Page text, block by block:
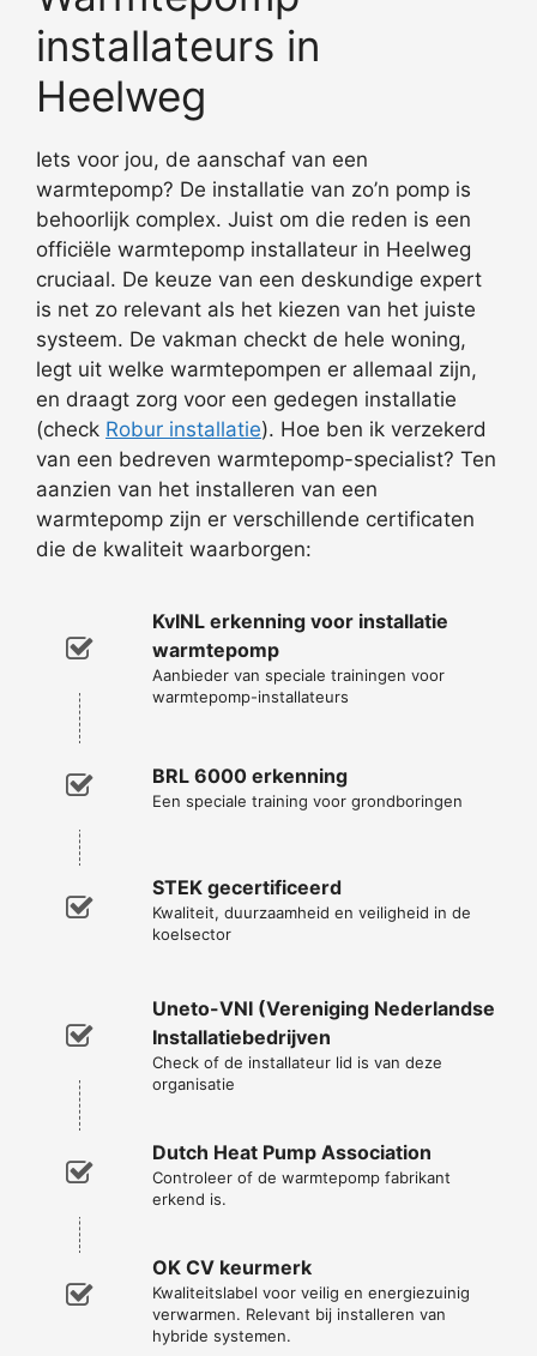
installateurs in
Heelweg
Iets voor jou, de aanschaf van een
warmtepomp? De installatie van zo’n pomp is
behoorlijk complex. Juist om die reden is een
officiële warmtepomp installateur in Heelweg
cruciaal. De keuze van een deskundige expert
is net zo relevant als het kiezen van het juiste
systeem. De vakman checkt de hele woning,
legt uit welke warmtepompen er allemaal zijn,
en draagt zorg voor een gedegen installatie
(check Robur installatie). Hoe ben ik verzekerd
van een bedreven warmtepomp-specialist? Ten
aanzien van het installeren van een
warmtepomp zijn er verschillende certificaten
die de kwaliteit waarborgen:
KvINL erkenning voor installatie
warmtepomp
Aanbieder van speciale trainingen voor
warmtepomp-installateurs
BRL 6000 erkenning
Een speciale training voor grondboringen
STEK gecertificeerd
Kwaliteit, duurzaamheid en veiligheid in de
koelsector
Uneto-VNI (Vereniging Nederlandse
Installatiebedrijven
Check of de installateur lid is van deze
organisatie
Dutch Heat Pump Association
Controleer of de warmtepomp fabrikant
erkend is.
OK CV keurmerk
Kwaliteitslabel voor veilig en energiezuinig
verwarmen. Relevant bij installeren van
hybride systemen.